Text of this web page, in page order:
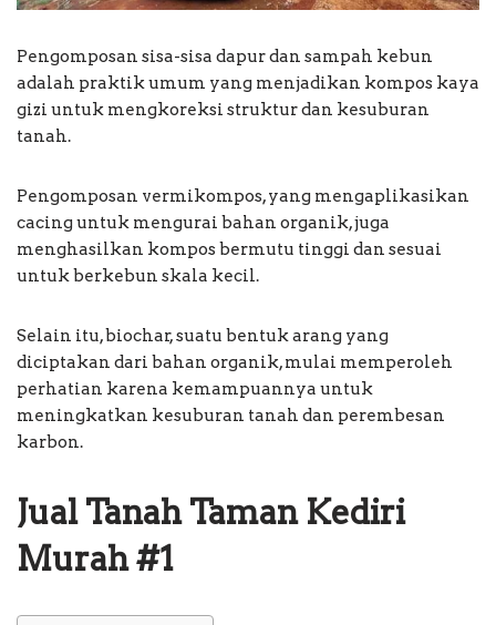
Pengomposan sisa-sisa dapur dan sampah kebun
adalah praktik umum yang menjadikan kompos kaya
gizi untuk mengkoreksi struktur dan kesuburan
tanah.
Pengomposan vermikompos, yang mengaplikasikan
cacing untuk mengurai bahan organik, juga
menghasilkan kompos bermutu tinggi dan sesuai
untuk berkebun skala kecil.
Selain itu, biochar, suatu bentuk arang yang
diciptakan dari bahan organik, mulai memperoleh
perhatian karena kemampuannya untuk
meningkatkan kesuburan tanah dan perembesan
karbon.
Jual Tanah Taman Kediri
Murah #1